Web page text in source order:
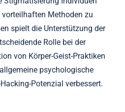
beeinflussen
und Akzeptanz formen.
können entweder die
wie Yoga und Meditation